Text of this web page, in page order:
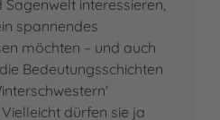
interessieren,
spannendes
möchten – und auch
Bedeutungsschichten
dürfen sie ja